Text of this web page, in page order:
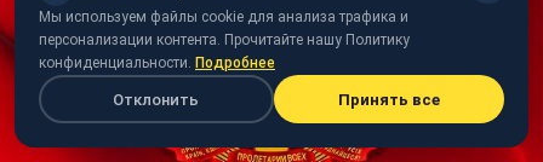
Мы используем файлы cookie для анализа трафика и
персонализации контента. Прочитайте нашу Политику
конфиденциальности. Подробнее
Отклонить Принять все